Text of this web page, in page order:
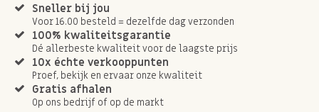
Sneller bij jou
Voor 16.00 besteld = dezelfde dag verzonden
100% kwaliteitsgarantie
Dé allerbeste kwaliteit voor de laagste prijs
10x échte verkooppunten
Proef, bekijk en ervaar onze kwaliteit
Gratis afhalen
Op ons bedrijf of op de markt